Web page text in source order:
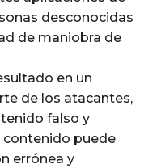
desconocidas
de maniobra de
en un
de los atacantes,
falso y
puede
errónea y